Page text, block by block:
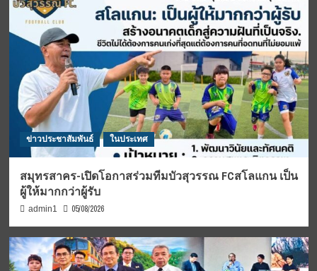
ข่าวประชาสัมพันธ์ ในประเทศ
สมุทรสาคร-เปิดโอกาสร่วมทีมบัวสุวรรณ FCสโลแกน เป็น
ผู้ให้มากกว่าผู้รับ
admin1 05/08/2026